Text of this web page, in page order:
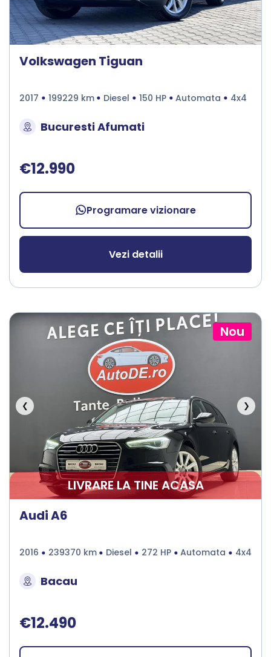
Volkswagen Tiguan
2017 199229 km Diesel 150 HP Automata 4x4
Bucuresti Afumati
€12.990
Programare vizionare
Vezi detalii
Nou
❮ ❯
LIVRARE LA TINE ACASA
Audi A6
2016 239370 km Diesel 272 HP Automata 4x4
Bacau
€12.490